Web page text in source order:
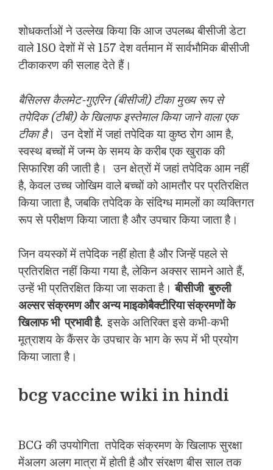
शोधकर्ताओं ने उल्लेख किया कि आज उपलब्ध बीसीजी डेटा
वाले 180 देशों में से 157 देश वर्तमान में सार्वभौमिक बीसीजी
टीकाकरण की सलाह देते हैं।
बैसिलस कैलमेट-गुएरिन (बीसीजी) टीका मुख्य रूप से
तपेदिक (टीबी) के खिलाफ इस्तेमाल किया जाने वाला एक
टीका है। उन देशों में जहां तपेदिक या कुष्ठ रोग आम है,
स्वस्थ बच्चों में जन्म के समय के करीब एक खुराक की
सिफारिश की जाती है। उन क्षेत्रों में जहां तपेदिक आम नहीं
है, केवल उच्च जोखिम वाले बच्चों को आमतौर पर प्रतिरक्षित
किया जाता है, जबकि तपेदिक के संदिग्ध मामलों का व्यक्तिगत
रूप से परीक्षण किया जाता है और उपचार किया जाता है।
जिन वयस्कों में तपेदिक नहीं होता है और जिन्हें पहले से
प्रतिरक्षित नहीं किया गया है, लेकिन अक्सर सामने आते हैं,
उन्हें भी प्रतिरक्षित किया जा सकता है।बीसीजी बुरुली
अल्सर संक्रमण और अन्य माइकोबैक्टीरिया संक्रमणों के
खिलाफ भी प्रभावी है.इसके अतिरिक्त इसे कभी-कभी
मूत्राशय के कैंसर के उपचार के भाग के रूप में भी प्रयोग
किया जाता है।
bcg vaccine wiki in hindi
BCG की उपयोगिता तपेदिक संक्रमण के खिलाफ सुरक्षा
मेंअलग अलग मात्रा में होती है और संरक्षण बीस साल तक